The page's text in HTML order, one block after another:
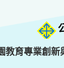
教育專業創